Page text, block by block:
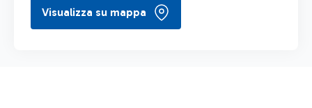
Visualizza su mappa